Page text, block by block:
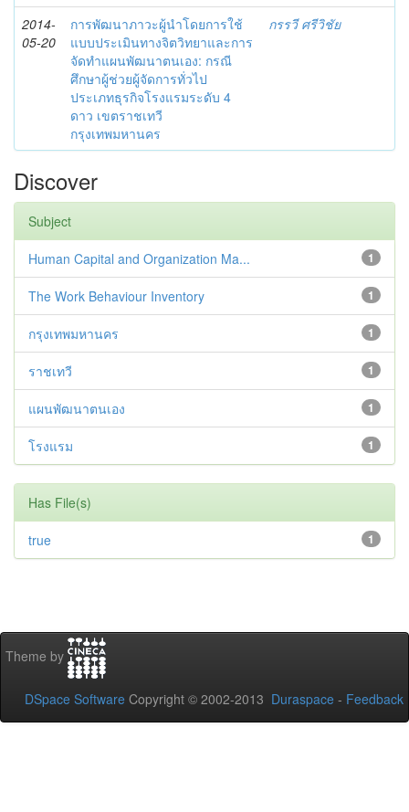
2014-
05-20
การพัฒนาภาวะผู้นำโดยการใช้
แบบประเมินทางจิตวิทยาและการ
จัดทำแผนพัฒนาตนเอง: กรณี
ศึกษาผู้ช่วยผู้จัดการทั่วไป
ประเภทธุรกิจโรงแรมระดับ 4
ดาว เขตราชเทวี
กรุงเทพมหานคร
กรรวี ศรีวิชัย
Discover
Subject
1
Human Capital and Organization Ma...
1
The Work Behaviour Inventory
1
กรุงเทพมหานคร
1
ราชเทวี
1
แผนพัฒนาตนเอง
1
โรงแรม
Has File(s)
1
true
Theme by
DSpace Software Copyright © 2002-2013 Duraspace - Feedback